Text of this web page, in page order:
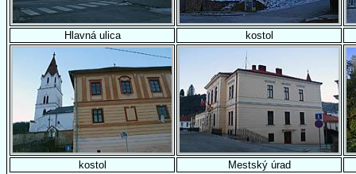
Hlavná ulica kostol
kostol Mestský úrad